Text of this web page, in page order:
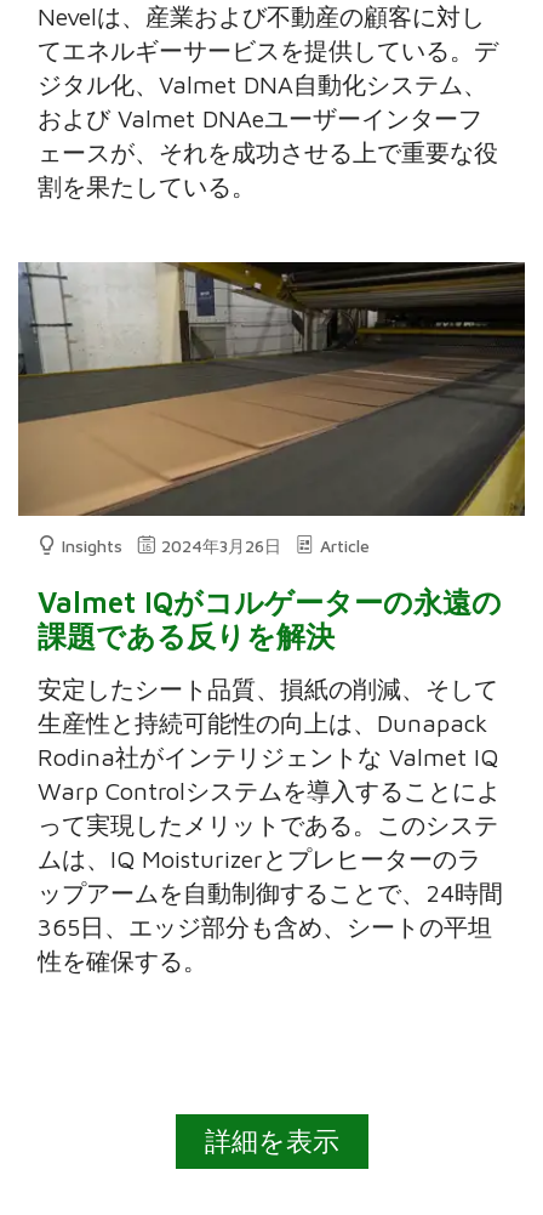
Nevelは、産業および不動産の顧客に対し
てエネルギーサービスを提供している。デ
ジタル化、Valmet DNA自動化システム、
および Valmet DNAeユーザーインターフ
ェースが、それを成功させる上で重要な役
割を果たしている。
Insights 2024年3月26日 Article
Valmet IQがコルゲーターの永遠の
課題である反りを解決
安定したシート品質、損紙の削減、そして
生産性と持続可能性の向上は、Dunapack
Rodina社がインテリジェントな Valmet IQ
Warp Controlシステムを導入することによ
って実現したメリットである。このシステ
ムは、IQ Moisturizerとプレヒーターのラ
ップアームを自動制御することで、24時間
365日、エッジ部分も含め、シートの平坦
性を確保する。
詳細を表示